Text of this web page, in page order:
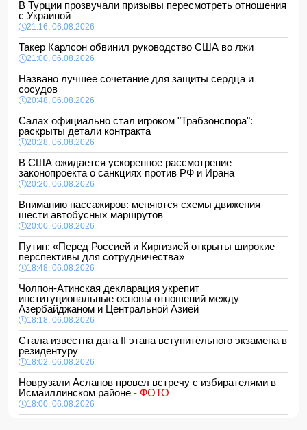
В Турции прозвучали призывы пересмотреть отношения
с Украиной
21:16, 06.08.2026
Такер Карлсон обвинил руководство США во лжи
21:00, 06.08.2026
Названо лучшее сочетание для защиты сердца и
сосудов
20:48, 06.08.2026
Салах официально стал игроком "Трабзонспора":
раскрыты детали контракта
20:28, 06.08.2026
В США ожидается ускоренное рассмотрение
законопроекта о санкциях против РФ и Ирана
20:20, 06.08.2026
Вниманию пассажиров: меняются схемы движения
шести автобусных маршрутов
20:00, 06.08.2026
Путин: «Перед Россией и Киргизией открыты широкие
перспективы для сотрудничества»
18:48, 06.08.2026
Чолпон-Атинская декларация укрепит
институциональные основы отношений между
Азербайджаном и Центральной Азией
18:18, 06.08.2026
Стала известна дата II этапа вступительного экзамена в
резидентуру
18:02, 06.08.2026
Новрузали Асланов провел встречу с избирателями в
Исмаиллинском районе - ФОТО
18:00, 06.08.2026